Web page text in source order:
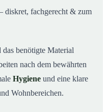
diskret, fachgerecht & zum
benötigte Material
nach dem bewährten
Hygiene und eine klare
Wohnbereichen.